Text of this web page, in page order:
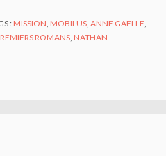
:MISSION ,MOBILUS ,ANNE GAELLE
ROMANS NATHAN